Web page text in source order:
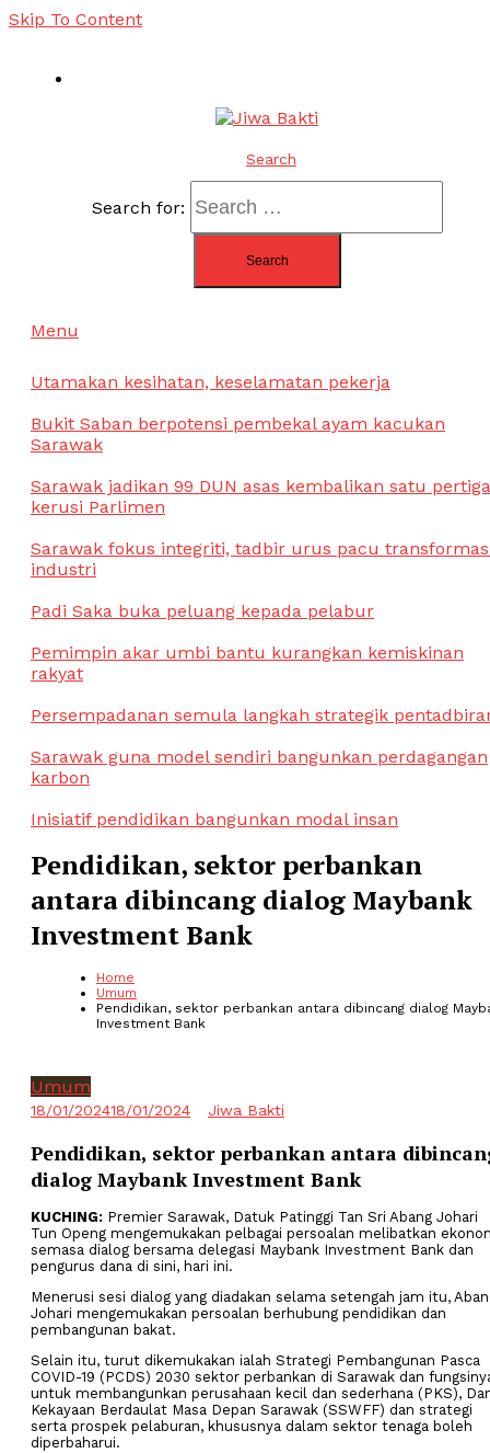
Skip To Content
Search
Search for:
Menu
Utamakan kesihatan, keselamatan pekerja
Bukit Saban berpotensi pembekal ayam kacukan
Sarawak
Sarawak jadikan 99 DUN asas kembalikan satu pertiga
kerusi Parlimen
Sarawak fokus integriti, tadbir urus pacu
industri
Padi Saka buka peluang kepada pelabur
Pemimpin akar umbi bantu kurangkan kemiskinan
rakyat
Persempadanan semula langkah strategik
Sarawak guna model sendiri bangunkan perdagangan
karbon
Inisiatif pendidikan bangunkan modal insan
Pendidikan, sektor perbankan
antara dibincang dialog Maybank
Investment Bank
Home
Umum
Pendidikan, sektor perbankan antara dibincang dialog
Investment Bank
Umum
18/01/202418/01/2024 Jiwa Bakti
Pendidikan, sektor perbankan antara
dialog Maybank Investment Bank
KUCHING: Premier Sarawak, Datuk Patinggi Tan Sri Abang Johari
Tun Openg mengemukakan pelbagai persoalan melibatkan
semasa dialog bersama delegasi Maybank Investment Bank dan
pengurus dana di sini, hari ini.
Menerusi sesi dialog yang diadakan selama setengah jam itu,
Johari mengemukakan persoalan berhubung pendidikan dan
pembangunan bakat.
Selain itu, turut dikemukakan ialah Strategi Pembangunan Pasca
COVID-19 (PCDS) 2030 sektor perbankan di Sarawak dan
untuk membangunkan perusahaan kecil dan sederhana (PKS),
Kekayaan Berdaulat Masa Depan Sarawak (SSWFF) dan strategi
serta prospek pelaburan, khususnya dalam sektor tenaga boleh
diperbaharui.